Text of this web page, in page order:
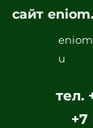
сайт
u
тел.
+7